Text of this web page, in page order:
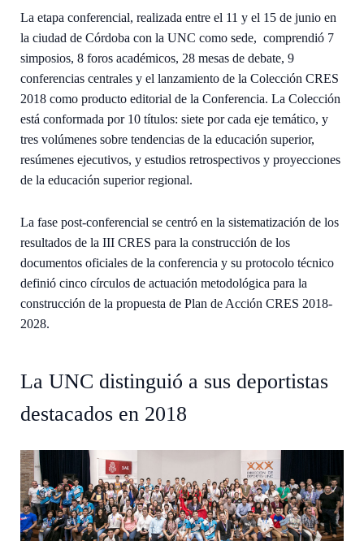
La etapa conferencial, realizada entre el 11 y el 15 de junio en
la ciudad de Córdoba con la UNC como sede, comprendió 7
simposios, 8 foros académicos, 28 mesas de debate, 9
conferencias centrales y el lanzamiento de la Colección CRES
2018 como producto editorial de la Conferencia. La Colección
está conformada por 10 títulos: siete por cada eje temático, y
tres volúmenes sobre tendencias de la educación superior,
resúmenes ejecutivos, y estudios retrospectivos y proyecciones
de la educación superior regional.
La fase post-conferencial se centró en la sistematización de los
resultados de la III CRES para la construcción de los
documentos oficiales de la conferencia y su protocolo técnico
definió cinco círculos de actuación metodológica para la
construcción de la propuesta de Plan de Acción CRES 2018-
2028.
La UNC distinguió a sus deportistas
destacados en 2018